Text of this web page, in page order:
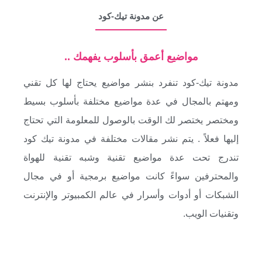
عن مدونة تيك-كود
مواضيع أعمق بأسلوب يفهمك ..
مدونة تيك-كود تنفرد بنشر مواضيع يحتاج لها كل تقني
ومهتم بالمجال في عدة مواضيع مختلفة بأسلوب بسيط
ومختصر يختصر لك الوقت بالوصول للمعلومة التي تحتاج
إليها فعلاً . يتم نشر مقالات مختلفة في مدونة تيك كود
تندرج تحت عدة مواضيع تقنية وشبه تقنية للهواة
والمحترفين سواءً كانت مواضيع برمجية أو في مجال
الشبكات أو أدوات وأسرار في عالم الكمبيوتر والإنترنت
وتقنيات الويب.